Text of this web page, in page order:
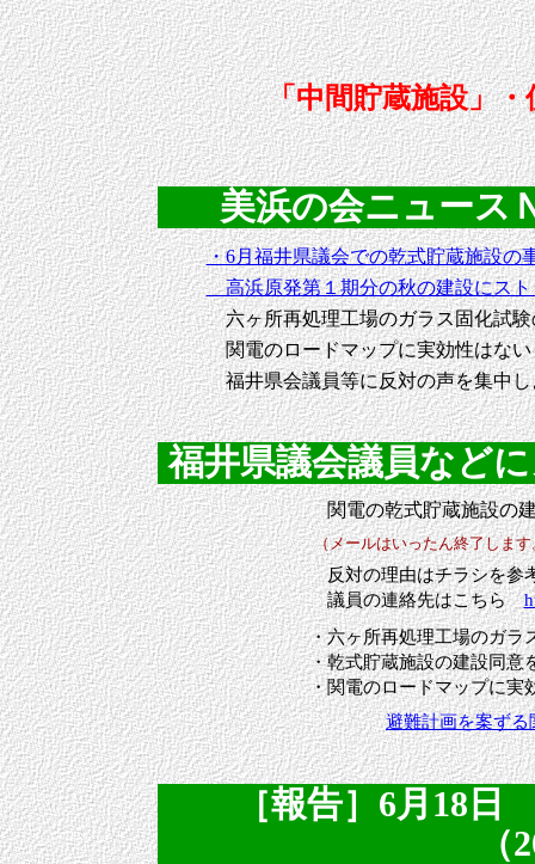
「中間貯蔵施設」
美浜の会ニュース
・6月福井県議会での乾式貯蔵施設の
高浜原発第１期分の秋の建設にスト
六ヶ所再処理工場のガラス固化試験
関電のロードマップに実効性はない
福井県会議員等に反対の声を集中し
福井県議会議員など
関電の乾式貯蔵施設の
（メールはいったん終了しま
反対の理由はチラシを参
議員の連絡先はこちら
・六ヶ所再処理工場のガラス
・乾式貯蔵施設の建設同意を
・関電のロードマップに実
避難計画を案ず
［報告］6月18
（